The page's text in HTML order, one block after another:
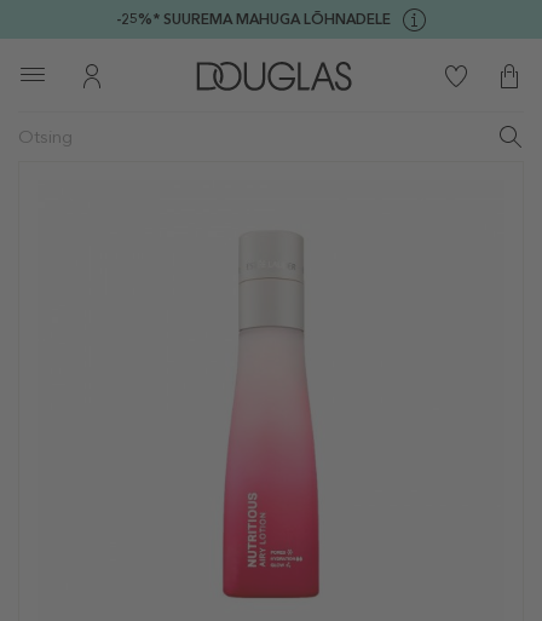
-25%* SUUREMA MAHUGA LÕHNADELE